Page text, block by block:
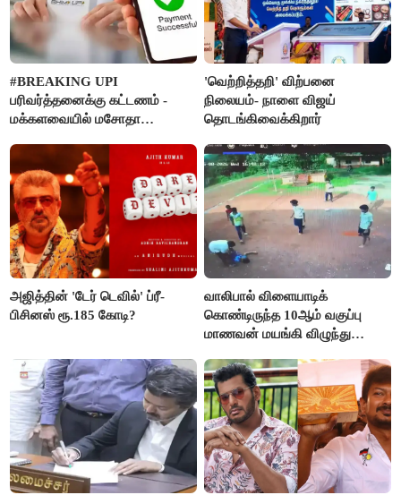
#BREAKING UPI
பரிவர்த்தனைக்கு கட்டணம் -
மக்களவையில் மசோதா
'வெற்றித்தறி' விற்பனை
நிலையம்- நாளை விஜய்
தொடங்கிவைக்கிறார்
அஜித்தின் 'டேர் டெவில்' ப்ரீ-
பிசினஸ் ரூ.185 கோடி?
வாலிபால் விளையாடிக்
கொண்டிருந்த 10ஆம் வகுப்பு
மாணவன் மயங்கி விழுந்து